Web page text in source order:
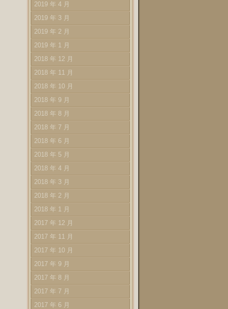
2019 年 4 月
2019 年 3 月
2019 年 2 月
2019 年 1 月
2018 年 12 月
2018 年 11 月
2018 年 10 月
2018 年 9 月
2018 年 8 月
2018 年 7 月
2018 年 6 月
2018 年 5 月
2018 年 4 月
2018 年 3 月
2018 年 2 月
2018 年 1 月
2017 年 12 月
2017 年 11 月
2017 年 10 月
2017 年 9 月
2017 年 8 月
2017 年 7 月
2017 年 6 月